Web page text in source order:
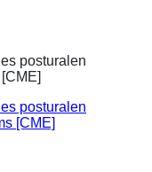
posturalen
[CME]